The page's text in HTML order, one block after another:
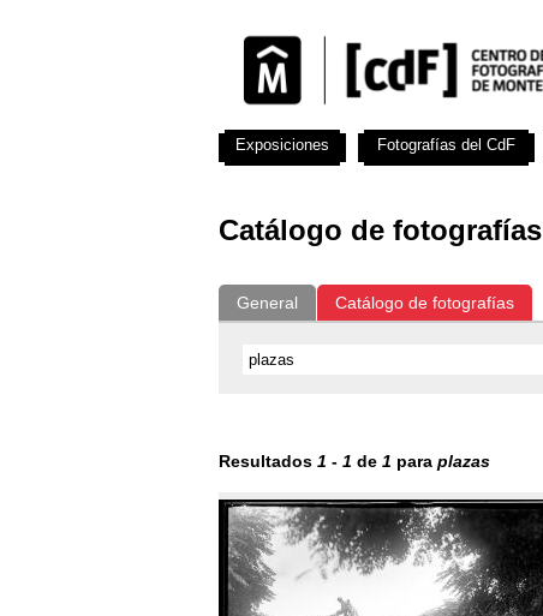
Catálogo de fotografías
General Catálogo de fotografías
Resultados 1 - 1 de 1 para plazas
Exposiciones Fotografías del CdF